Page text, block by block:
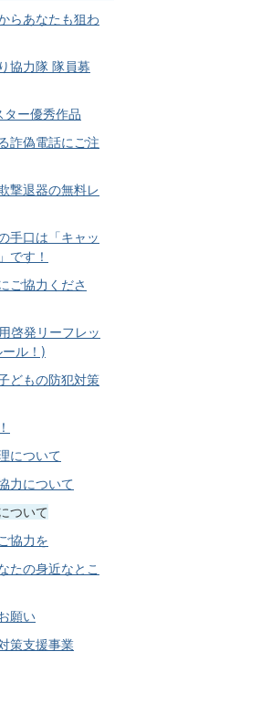
らあなたも狙わ
協力隊 隊員募
ー優秀作品
詐偽電話にご注
撃退器の無料レ
手口は「キャッ
です！
ご協力くださ
啓発リーフレッ
ール！)
どもの防犯対策
について
力について
ついて
協力を
たの身近なとこ
願い
策支援事業